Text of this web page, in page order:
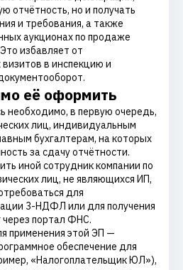
отчётность, но и получать
и требования, а также
аукционах по продаже
избавляет от
в инспекцию и
её оформить
необходимо, в первую очередь,
лиц, индивидуальным
бухгалтерам, на которых
за сдачу отчётности.
иной сотрудник компании по
лиц, не являющихся ИП,
для
3-НДФЛ или для получения
через портал ФНС.
применения этой ЭП —
обеспечение для
«Налогоплательщик ЮЛ»),